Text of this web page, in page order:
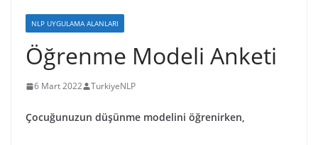
NLP UYGULAMA ALANLARI
Öğrenme Modeli Anketi
6 Mart 2022 TurkiyeNLP
Çocuğunuzun düşünme modelini öğrenirken,